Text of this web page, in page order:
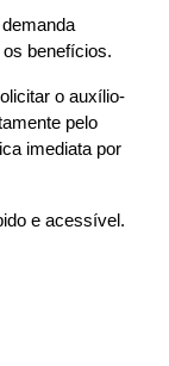
benefícios.
o auxílio-
pelo
imediata por
e acessível.